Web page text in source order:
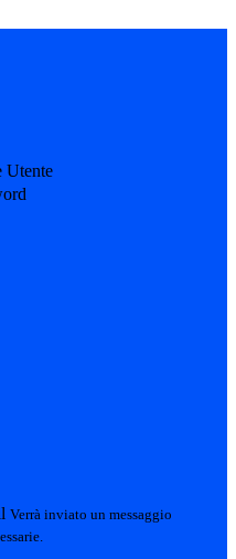
Utente
Verrà inviato un messaggio